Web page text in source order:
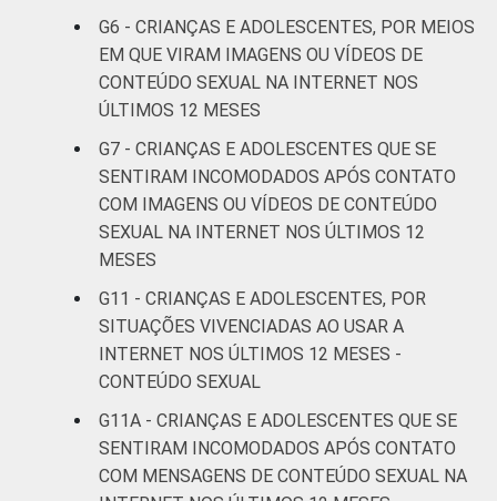
De 13 a 14
anos
9
De 15 a 17
RENDA
FAMILIAR
Até 1 SM 5
Mais de 1
Mais de 2
SM até 3 SM
SM
9
Não tem
G6 - CRIANÇAS E ADOLESCENTES, POR MEIOS
EM QUE VIRAM IMAGENS OU VÍDEOS DE
CONTEÚDO SEXUAL NA INTERNET NOS
ÚLTIMOS 12 MESES
G7 - CRIANÇAS E ADOLESCENTES QUE SE
SENTIRAM INCOMODADOS APÓS CONTATO
COM IMAGENS OU VÍDEOS DE CONTEÚDO
SEXUAL NA INTERNET NOS ÚLTIMOS 12
MESES
G11 - CRIANÇAS E ADOLESCENTES, POR
SITUAÇÕES VIVENCIADAS AO USAR A
INTERNET NOS ÚLTIMOS 12 MESES -
CONTEÚDO SEXUAL
G11A - CRIANÇAS E ADOLESCENTES QUE SE
SENTIRAM INCOMODADOS APÓS CONTATO
COM MENSAGENS DE CONTEÚDO SEXUAL NA